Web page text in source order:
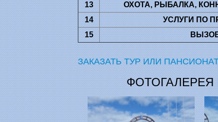
13
ОХОТА, РЫБАЛКА,
14
УСЛУГИ ПО
15
ЗАКАЗАТЬ ТУР ИЛИ